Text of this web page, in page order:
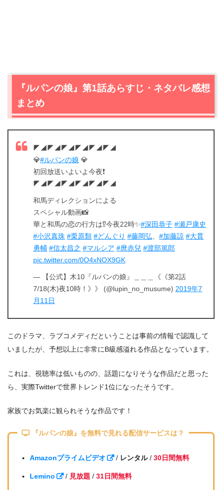
『ルパンの娘』第1話あらすじ・ネタバレ感想
まとめ
◤◢◤◢◤◢◤◢◤◢◤◢
💎#ルパンの娘 💎
初回放送いよいよ今夜❗️
◤◢◤◢◤◢◤◢◤◢◤◢
和馬ディレクションによる
スペシャル動画📸
華と和馬の恋の行方は⁉️今夜22時✨#深田恭子 #瀬戸康史
#小沢真珠 #栗原類 #どんぐり #藤岡弘 #加藤諒 #大貫
勇輔 #信太昌之 #マルシア #麿赤兒 #渡部篤郎
pic.twitter.com/0O4xNOX9GK
— 【公式】木10『ルパンの娘』＿＿＿《《第2話
7/18(木)夜10時！》》 (@lupin_no_musume) 2019年7
月11日
このドラマ、ラブコメディだということは事前の情報で認識して
いましたが、予想以上に非常にB級感溢れる作品となっています。
これは、視聴率は低いものの、話題になりそうな作品だと思った
ら、実際Twitterで世界トレンド1位になったそうです。
家族でお気楽に観られそうな作品です！
『ルパンの娘』を無料で見れる配信サービスは？
Amazonプライムビデオ / レンタル/ 30日間無料
Lemino / 見放題 / 31日間無料